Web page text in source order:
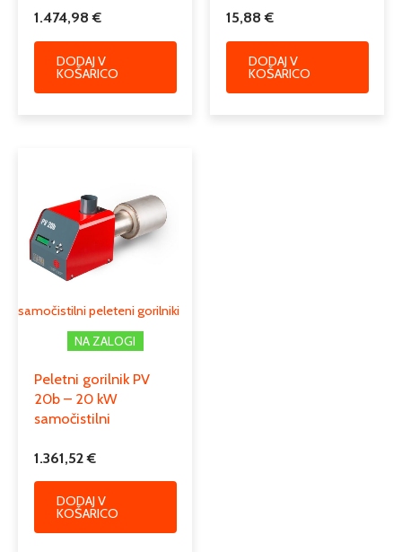
1.474,98€
DODAJ V
KOŠARICO
15,88€
DODAJ V
KOŠARICO
samočistilni peleteni gorilniki
NA ZALOGI
Peletni gorilnik PV
20b – 20 kW
samočistilni
1.361,52€
DODAJ V
KOŠARICO